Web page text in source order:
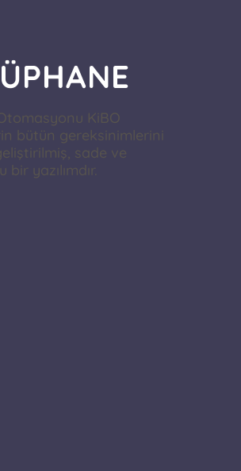
KiBO
bütün gereksinimlerini
sade ve
yazılımdır.